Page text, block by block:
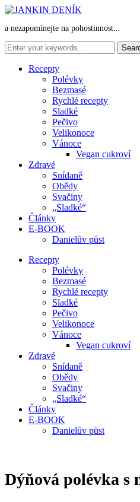
a nezapomínejte na pohostinnost...
Recepty
Polévky
Bezmasé
Rychlé recepty
Sladké
Pečivo
Velikonoce
Vánoce
Vegan cukroví
Zdravé
Snídaně
Obědy
Svačiny
„Sladké“
Články
E-BOOK
Danielův půst
Recepty
Polévky
Bezmasé
Rychlé recepty
Sladké
Pečivo
Velikonoce
Vánoce
Vegan cukroví
Zdravé
Snídaně
Obědy
Svačiny
„Sladké“
Články
E-BOOK
Danielův půst
Dýňová polévka s